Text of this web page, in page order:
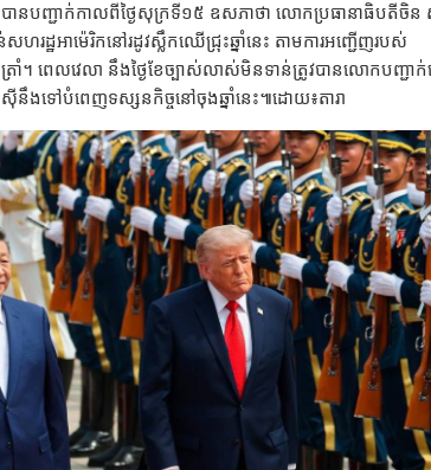
ានបញ្ជាក់កាលពីថ្ងៃសុក្រទី១៥​ ឧសភា​ថា​ លោកប្រធានាធិបតីចិន
រដ្ឋអាម៉េរិកនៅរដូវស្លឹកឈើជ្រុះឆ្នាំនេះ តាមការអញ្ជើញរបស់
ាំ។ ពេលវេលា នឹងថ្ងៃខែច្បាស់លាស់មិនទាន់ត្រូវបានលោកបញ្ជា
ស៊ីនឹងទៅបំពេញទស្សនកិច្ចនៅចុងឆ្នាំនេះ៕ដោយ​៖តារា​